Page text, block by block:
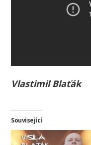
Vlastimil Blaťák
Související